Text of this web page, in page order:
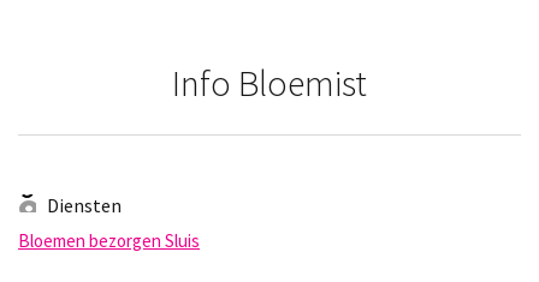
Info Bloemist
Diensten
Bloemen bezorgen Sluis